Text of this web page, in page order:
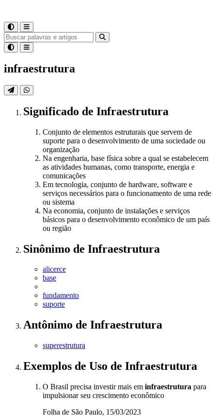
infraestrutura
Significado de Infraestrutura
Conjunto de elementos estruturais que servem de
suporte para o desenvolvimento de uma sociedade ou
organização
Na engenharia, base física sobre a qual se estabelecem
as atividades humanas, como transporte, energia e
comunicações
Em tecnologia, conjunto de hardware, software e
serviços necessários para o funcionamento de uma rede
ou sistema
Na economia, conjunto de instalações e serviços
básicos para o desenvolvimento econômico de um país
ou região
Sinônimo de Infraestrutura
alicerce
base
fundamento
suporte
Antônimo de Infraestrutura
superestrutura
Exemplos de Uso de Infraestrutura
O Brasil precisa investir mais em infraestrutura para
impulsionar seu crescimento econômico
Folha de São Paulo, 15/03/2023